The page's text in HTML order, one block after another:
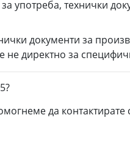
технички
документи за
не директно за
да контактирате